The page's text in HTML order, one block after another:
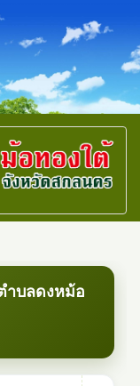
ำบลดงหม้อ